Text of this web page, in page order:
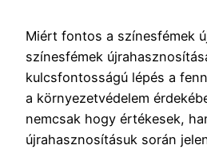
Miért fontos a színesfémek
színesfémek
kulcsfontosságú lépés a
a környezetvédelem
nemcsak hogy értékesek,
újrahasznosításuk során